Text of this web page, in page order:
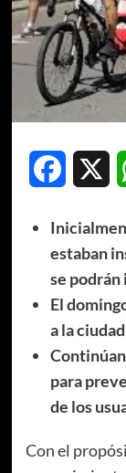
Facebook
estaban
se podrán
El
a la ciudad
para
de los
Con el